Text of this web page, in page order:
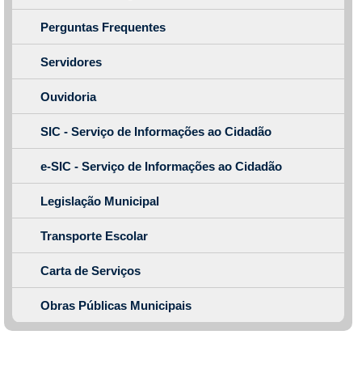
Perguntas Frequentes
Servidores
Ouvidoria
SIC - Serviço de Informações ao Cidadão
e-SIC - Serviço de Informações ao Cidadão
Legislação Municipal
Transporte Escolar
Carta de Serviços
Obras Públicas Municipais